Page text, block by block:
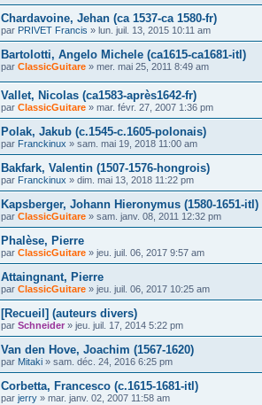
Chardavoine, Jehan (ca 1537-ca 1580-fr)
par PRIVET Francis » lun. juil. 13, 2015 10:11 am
Bartolotti, Angelo Michele (ca1615-ca1681-itl)
par ClassicGuitare » mer. mai 25, 2011 8:49 am
Vallet, Nicolas (ca1583-après1642-fr)
par ClassicGuitare » mar. févr. 27, 2007 1:36 pm
Polak, Jakub (c.1545-c.1605-polonais)
par Franckinux » sam. mai 19, 2018 11:00 am
Bakfark, Valentin (1507-1576-hongrois)
par Franckinux » dim. mai 13, 2018 11:22 pm
Kapsberger, Johann Hieronymus (1580-1651-itl)
par ClassicGuitare » sam. janv. 08, 2011 12:32 pm
Phalèse, Pierre
par ClassicGuitare » jeu. juil. 06, 2017 9:57 am
Attaingnant, Pierre
par ClassicGuitare » jeu. juil. 06, 2017 10:25 am
[Recueil] (auteurs divers)
par Schneider » jeu. juil. 17, 2014 5:22 pm
Van den Hove, Joachim (1567-1620)
par Mitaki » sam. déc. 24, 2016 6:25 pm
Corbetta, Francesco (c.1615-1681-itl)
par jerry » mar. janv. 02, 2007 11:58 am